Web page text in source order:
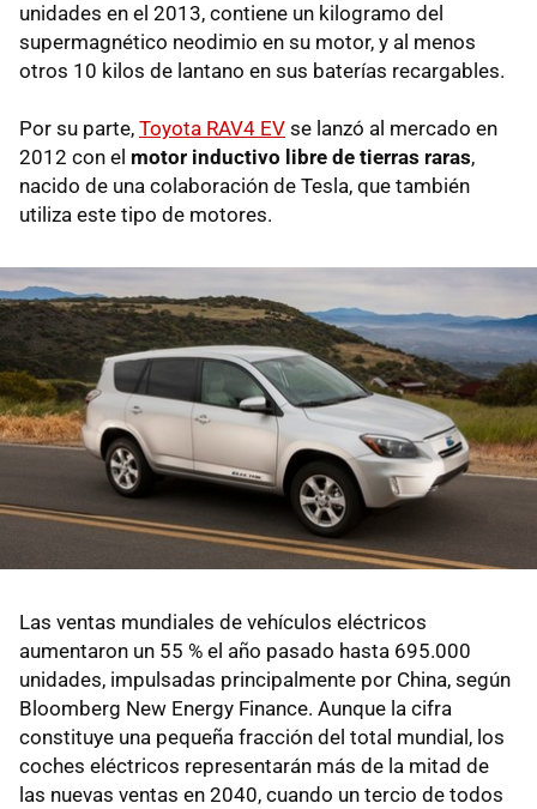
unidades en el 2013, contiene un kilogramo del
supermagnético neodimio en su motor, y al menos
otros 10 kilos de lantano en sus baterías recargables.
Por su parte, Toyota RAV4 EV se lanzó al mercado en
2012 con el motor inductivo libre de tierras raras,
nacido de una colaboración de Tesla, que también
utiliza este tipo de motores.
Las ventas mundiales de vehículos eléctricos
aumentaron un 55 % el año pasado hasta 695.000
unidades, impulsadas principalmente por China, según
Bloomberg New Energy Finance. Aunque la cifra
constituye una pequeña fracción del total mundial, los
coches eléctricos representarán más de la mitad de
las nuevas ventas en 2040, cuando un tercio de todos